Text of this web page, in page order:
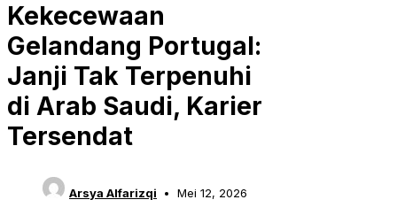
Kekecewaan
Gelandang Portugal:
Janji Tak Terpenuhi
di Arab Saudi, Karier
Tersendat
Arsya Alfarizqi Mei 12, 2026